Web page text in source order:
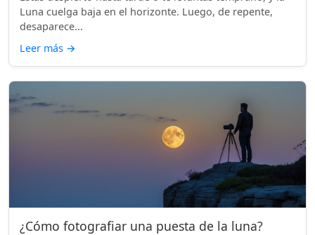
Luna cuelga baja en el horizonte. Luego, de repente,
desaparece...
Leer más →
¿Cómo fotografiar una puesta de la luna?